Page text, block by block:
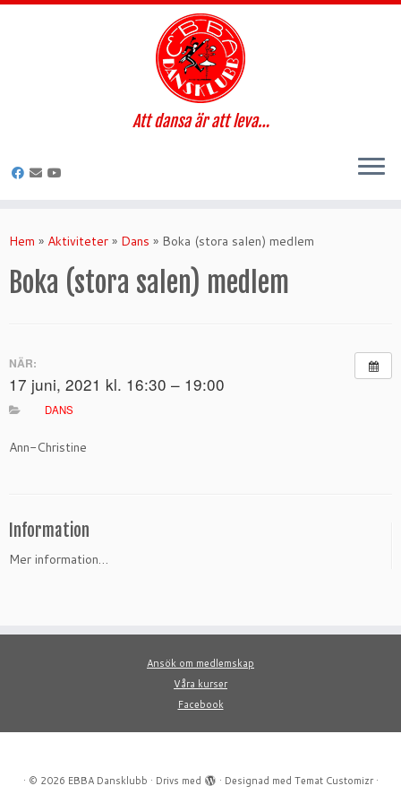
till
Att dansa är att leva…
Hem » Aktiviteter » Dans » Boka (stora salen) medlem
Boka (stora salen) medlem
NÄR:
17 juni, 2021 kl. 16:30 – 19:00
DANS
Ann-Christine
Information
Mer information…
Ansök om medlemskap
Våra kurser
Facebook
· © 2026 EBBA Dansklubb · Drivs med · Designad med Temat Customizr·